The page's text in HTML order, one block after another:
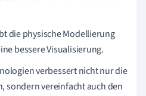
die physische Modellierung
bessere Visualisierung.
verbessert nicht nur die
sondern vereinfacht auch den